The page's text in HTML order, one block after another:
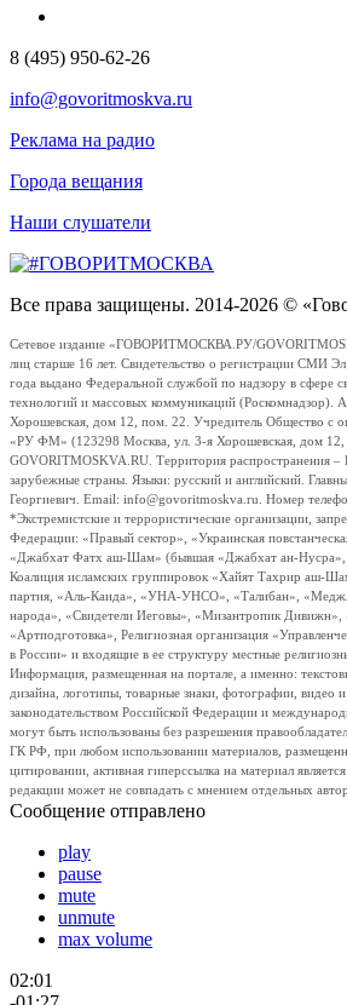
8 (495) 950-62-26
info@govoritmoskva.ru
Реклама на радио
Города вещания
Наши слушатели
Все права защищены. 2014-2026 ©
Сетевое издание «ГОВОРИТМОСКВА.РУ/
лиц старше 16 лет. Свидетельство о регистрации СМИ
года выдано Федеральной службой по надзору в сфере
технологий и массовых коммуникаций (Роскомнадзор).
Хорошевская, дом 12, пом. 22. Учредитель Общество с
«РУ ФМ» (123298 Москва, ул. 3-я Хорошевская, дом 12,
GOVORITMOSKVA.RU. Территория распространения –
зарубежные страны. Языки: русский и английский.
Георгиевич. Email: info@govoritmoskva.ru. Номер
*Экстремистские и террористические организации,
Федерации: «Правый сектор», «Украинская
«Джабхат Фатх аш-Шам» (бывшая «Джабхат ан-Нусра»,
Коалиция исламских группировок «Хайят Тахрир аш-
партия, «Аль-Каида», «УНА-УНСО», «Талибан»,
народа», «Свидетели Иеговы», «Мизантропик Дивижн»,
«Артподготовка», Религиозная организация
в России» и входящие в ее структуру местные
Информация, размещенная на портале, а именно:
дизайна, логотипы, товарные знаки, фотографии, видео
законодательством Российской Федерации и
могут быть использованы без разрешения
ГК РФ, при любом использовании материалов,
цитировании, активная гиперссылка на материал
редакции может не совпадать с мнением отдельных
Сообщение отправлено
play
pause
mute
unmute
max volume
02:01